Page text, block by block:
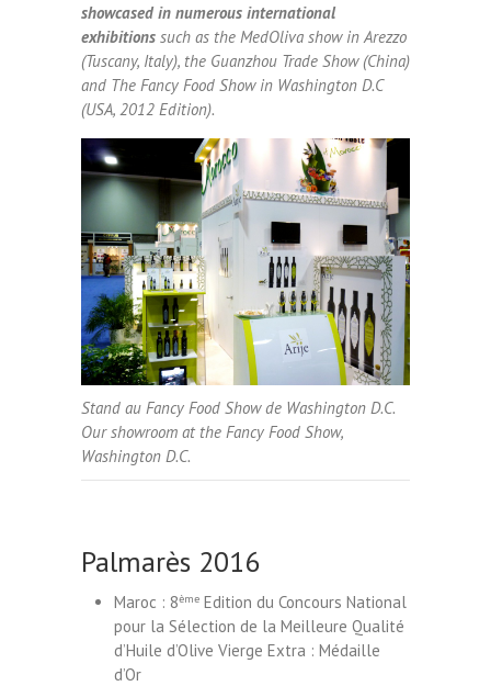
showcased in numerous international
exhibitions such as the MedOliva show in Arezzo
(Tuscany, Italy), the Guanzhou Trade Show (China)
and The Fancy Food Show in Washington D.C
(USA, 2012 Edition).
Stand au Fancy Food Show de Washington D.C.
Our showroom at the Fancy Food Show,
Washington D.C.
Palmarès 2016
Maroc : 8ème Edition du Concours National
pour la Sélection de la Meilleure Qualité
d’Huile d’Olive Vierge Extra : Médaille
d’Or